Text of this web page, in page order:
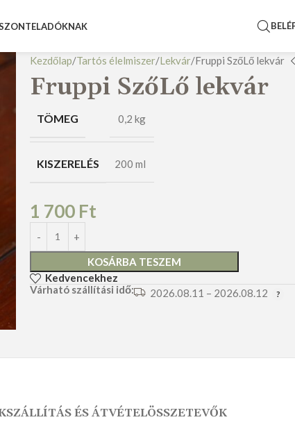
Kezdőlap Tartós élelmiszer Lekvár Fruppi SzőLő lekvár
Fruppi SzőLő lekvár
TÖMEG 0,2 kg
KISZERELÉS 200 ml
1 700 Ft
KOSÁRBA TESZEM
Kedvencekhez
Várható szállítási idő:
2026.08.11 – 2026.08.12
SZÁLLÍTÁS ÉS ÁTVÉTELÖSSZETEVŐK